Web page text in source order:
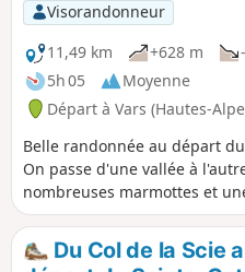
Visorandonneur
11,49 km
+628 m
5h 05
Moyenne
Départ à Vars (Hautes-
Belle randonnée au départ
On passe d'une vallée à
nombreuses marmottes et
long du torrent de Chagnon.
Du Col de la Scie